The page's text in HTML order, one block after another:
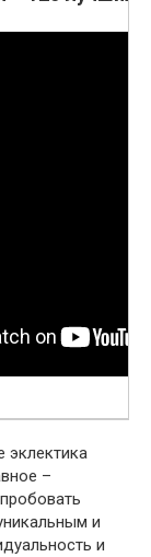
эклектика
–
и
и